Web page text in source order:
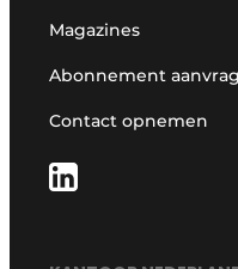
Magazines
Abonnement
Contact opnemen